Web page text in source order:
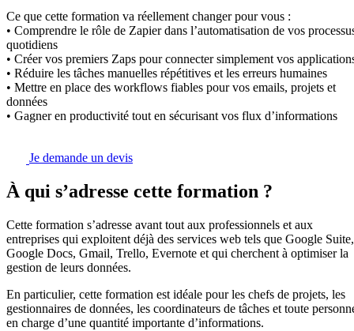
Ce que cette formation va réellement changer pour vous :
• Comprendre le rôle de Zapier dans l’automatisation de vos
quotidiens
• Créer vos premiers Zaps pour connecter simplement vos
• Réduire les tâches manuelles répétitives et les erreurs humaines
• Mettre en place des workflows fiables pour vos emails, projets et
données
• Gagner en productivité tout en sécurisant vos flux d’informations
Je demande un devis
À qui s’adresse cette formation ?
Cette formation s’adresse avant tout aux professionnels et aux
entreprises qui exploitent déjà des services web tels que Google Suite,
Google Docs, Gmail, Trello, Evernote et qui cherchent à optimiser la
gestion de leurs données.
En particulier, cette formation est idéale pour les chefs de projets, les
gestionnaires de données, les coordinateurs de tâches et toute
en charge d’une quantité importante d’informations.